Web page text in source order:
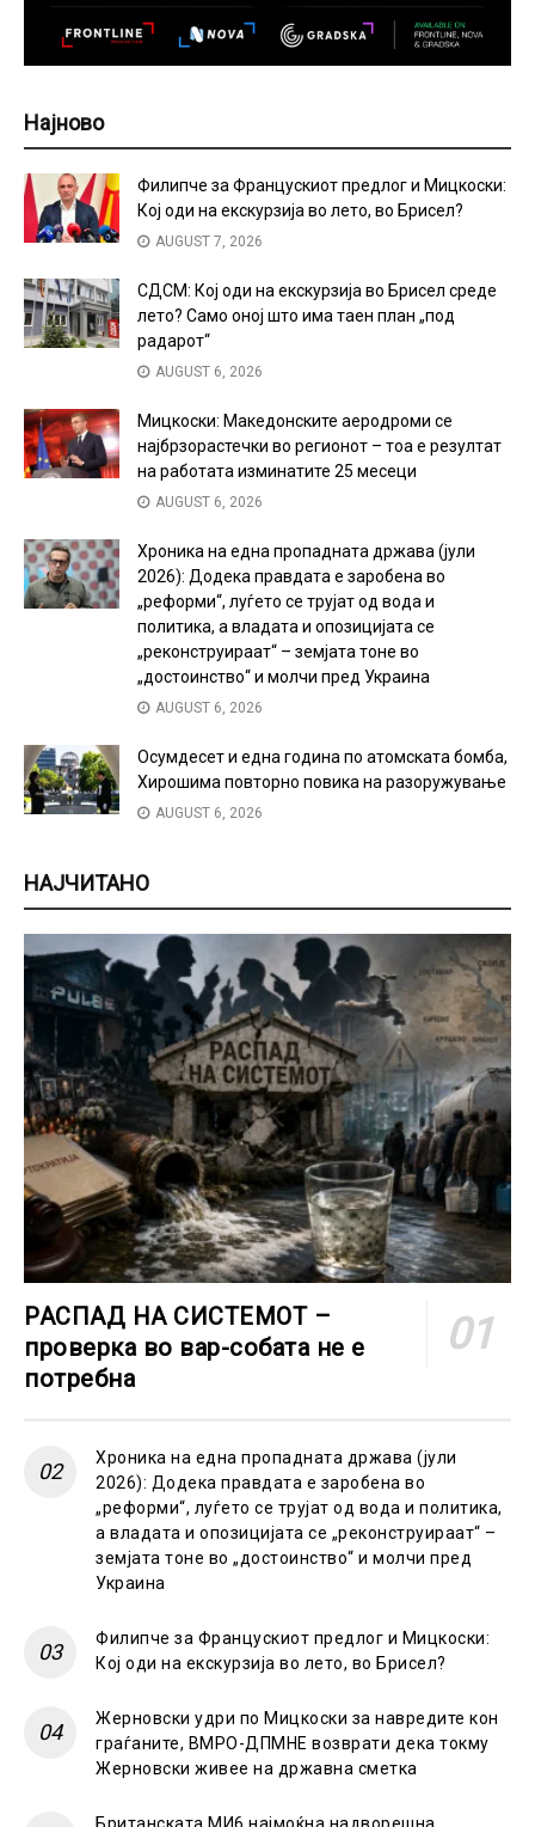
Најново
Филипче за Францускиот предлог и Мицкоски:
Кој оди на екскурзија во лето, во Брисел?
AUGUST 7, 2026
СДСМ: Кој оди на екскурзија во Брисел среде
лето? Само оној што има таен план „под
радарот“
AUGUST 6, 2026
Мицкоски: Македонските аеродроми се
најбрзорастечки во регионот – тоа е резултат
на работата изминатите 25 месеци
AUGUST 6, 2026
Хроника на една пропадната држава (јули
2026): Додека правдата е заробена во
„реформи“, луѓето се трујат од вода и
политика, а владата и опозицијата се
„реконструираат“ – земјата тоне во
„достоинство“ и молчи пред Украина
AUGUST 6, 2026
Осумдесет и една година по атомската бомба,
Хирошима повторно повика на разоружување
AUGUST 6, 2026
НАЈЧИТАНО
РАСПАД НА СИСТЕМОТ –
проверка во вар-собата не е
потребна
Хроника на една пропадната држава (јули
2026): Додека правдата е заробена во
„реформи“, луѓето се трујат од вода и политика,
а владата и опозицијата се „реконструираат“ –
земјата тоне во „достоинство“ и молчи пред
Украина
Филипче за Францускиот предлог и Мицкоски:
Кој оди на екскурзија во лето, во Брисел?
Жерновски удри по Мицкоски за навредите кон
граѓаните, ВМРО-ДПМНЕ возврати дека токму
Жерновски живее на државна сметка